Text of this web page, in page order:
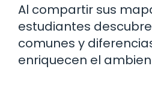
Al compartir sus
estudiantes
comunes y
enriquecen el